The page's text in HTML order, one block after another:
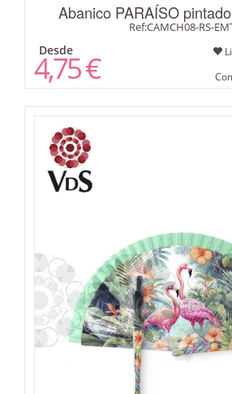
Abanico PARAÍSO
Ref:CAMCH08-RS-
Desde
4,75 €